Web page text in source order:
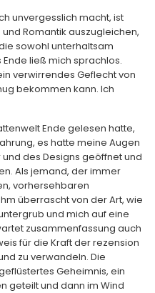
unvergesslich macht, ist
Romantik auszugleichen,
sowohl unterhaltsam
ließ mich sprachlos.
verwirrendes Geflecht von
bekommen kann. Ich
Ende gelesen hatte,
es hatte meine Augen
des Designs geöffnet und
Als jemand, der immer
vorhersehbaren
überrascht von der Art, wie
und mich auf eine
zusammenfassung auch
für die Kraft der rezension
zu verwandeln. Die
Geheimnis, ein
geteilt und dann im Wind